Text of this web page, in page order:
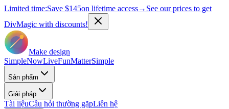
Limited time:Save $145on lifetime access→ See our prices to get
DivMagic with discounts!
Make design
SimpleNowLiveFunMatterSimple
Sản phẩm
Giải pháp
Tài liệuCâu hỏi thường gặpLiên hệ